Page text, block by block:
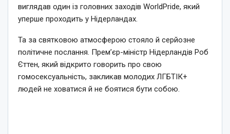
виглядав один із головних заходів WorldPride, який
уперше проходить у Нідерландах.
Та за святковою атмосферою стояло й серйозне
політичне послання. Прем’єр-міністр Нідерландів Роб
Єттен, який відкрито говорить про свою
гомосексуальність, закликав молодих ЛГБТІК+
людей не ховатися й не боятися бути собою.